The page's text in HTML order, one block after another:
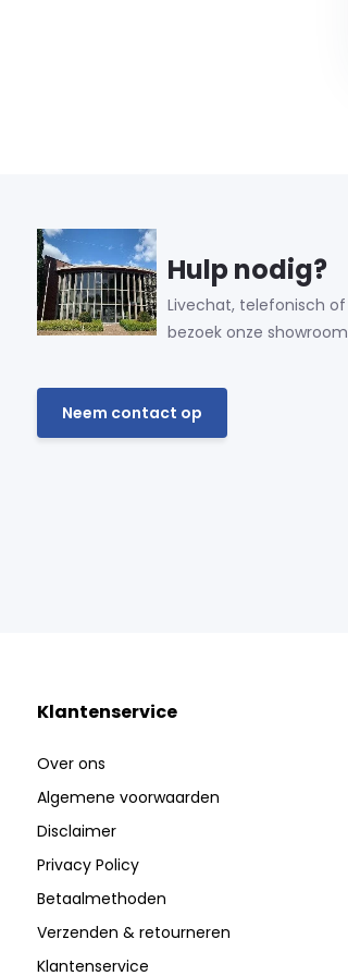
Hulp nodig?
Livechat, telefonisch of
bezoek onze showroom
Neem contact op
Klantenservice
Over ons
Algemene voorwaarden
Disclaimer
Privacy Policy
Betaalmethoden
Verzenden & retourneren
Klantenservice